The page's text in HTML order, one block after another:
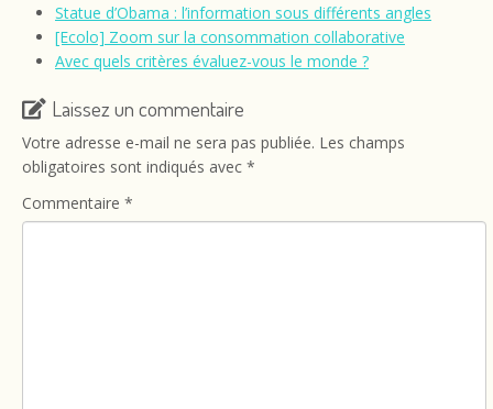
Statue d’Obama : l’information sous différents angles
[Ecolo] Zoom sur la consommation collaborative
Avec quels critères évaluez-vous le monde ?
Laissez un commentaire
Votre adresse e-mail ne sera pas publiée. Les champs
obligatoires sont indiqués avec *
Commentaire *